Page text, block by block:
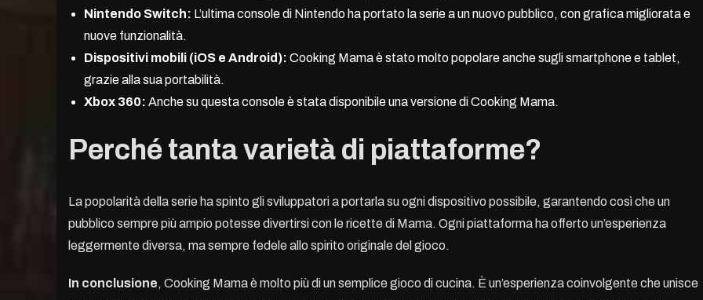
Nintendo Switch: L’ultima console di Nintendo ha portato la serie a un nuovo pubblico, con grafica migliorata e
nuove funzionalità.
Dispositivi mobili (iOS e Android): Cooking Mama è stato molto popolare anche sugli smartphone e tablet,
grazie alla sua portabilità.
Xbox 360: Anche su questa console è stata disponibile una versione di Cooking Mama.
Perché tanta varietà di piattaforme?
La popolarità della serie ha spinto gli sviluppatori a portarla su ogni dispositivo possibile, garantendo così che un
pubblico sempre più ampio potesse divertirsi con le ricette di Mama. Ogni piattaforma ha offerto un’esperienza
leggermente diversa, ma sempre fedele allo spirito originale del gioco.
In conclusione, Cooking Mama è molto più di un semplice gioco di cucina. È un’esperienza coinvolgente che unisce